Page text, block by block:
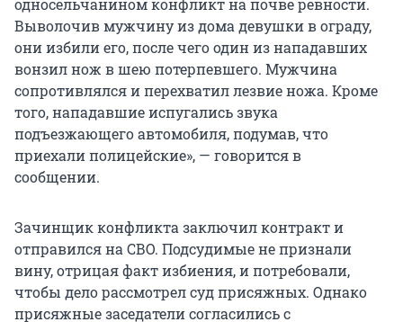
односельчанином конфликт на почве ревности.
Выволочив мужчину из дома девушки в ограду,
они избили его, после чего один из нападавших
вонзил нож в шею потерпевшего. Мужчина
сопротивлялся и перехватил лезвие ножа. Кроме
того, нападавшие испугались звука
подъезжающего автомобиля, подумав, что
приехали полицейские», — говорится в
сообщении.
Зачинщик конфликта заключил контракт и
отправился на СВО. Подсудимые не признали
вину, отрицая факт избиения, и потребовали,
чтобы дело рассмотрел суд присяжных. Однако
присяжные заседатели согласились с